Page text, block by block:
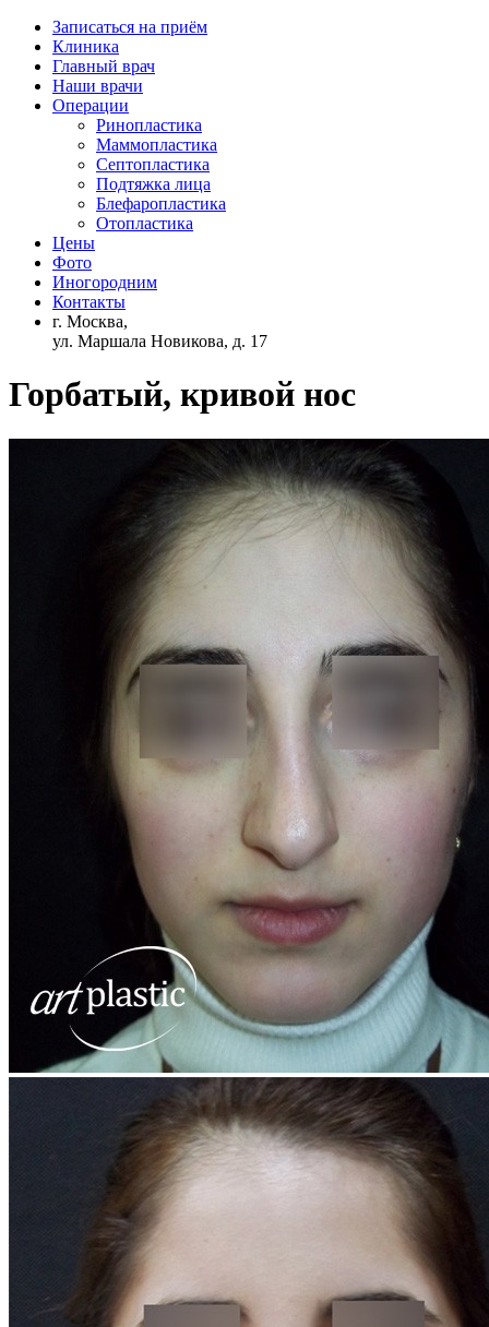
Записаться на приём
Клиника
Главный врач
Наши врачи
Операции
Ринопластика
Маммопластика
Септопластика
Подтяжка лица
Блефаропластика
Отопластика
Цены
Фото
Иногородним
Контакты
г. Москва,
ул. Маршала Новикова, д. 17
Горбатый, кривой нос